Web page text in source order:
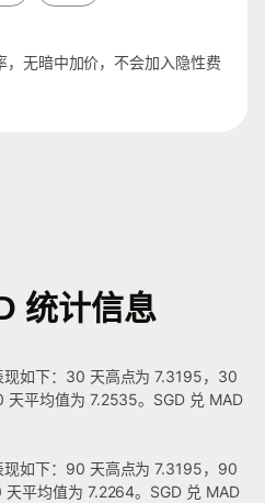
无暗中加价，不会加入隐性费
统计信息
如下：30 天高点为 7.3195，30
平均值为 7.2535。SGD 兑 MAD
如下：90 天高点为 7.3195，90
平均值为 7.2264。SGD 兑 MAD